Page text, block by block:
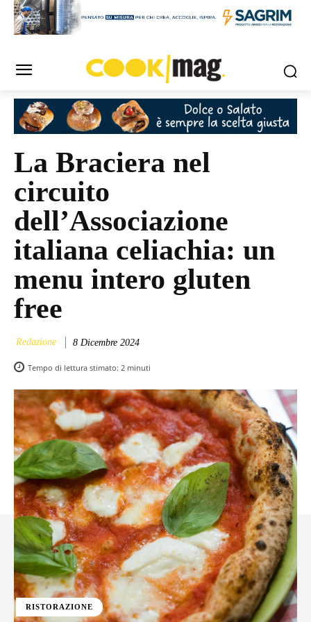
La Braciera nel
circuito
dell’Associazione
italiana celiachia: un
menu intero gluten
free
Redazione 8 Dicembre 2024
Tempo di lettura stimato: 2 minuti
RISTORAZIONE